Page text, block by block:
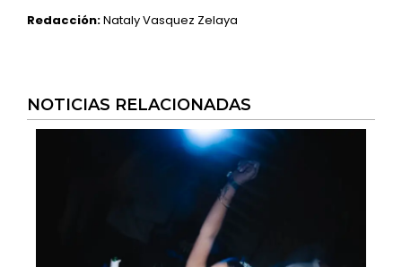
Redacción:Nataly Vasquez Zelaya
NOTICIAS RELACIONADAS